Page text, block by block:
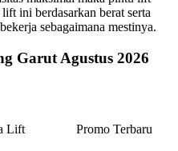
ini berdasarkan berat serta
sebagaimana mestinya.
Garut Agustus 2026
Lift Promo Terbaru